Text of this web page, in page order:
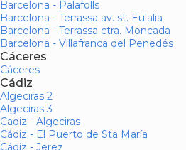
Barcelona - Palafolls
Barcelona - Terrassa av. st. Eulalia
Barcelona - Terrassa ctra. Moncada
Barcelona - Villafranca del Penedés
Cáceres
Cáceres
Cádiz
Algeciras 2
Algeciras 3
Cadiz - Algeciras
Cádiz - El Puerto de Sta María
Cádiz - Jerez